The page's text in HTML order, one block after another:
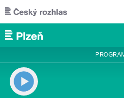
Přejít k hlavnímu obsahu